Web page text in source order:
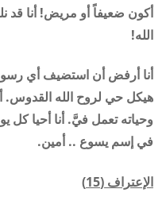
أكون ضعيفاً أو مريض! أنا قد
الله!
أنا أرفض أن استضيف أي
هيكل حي لروح الله القدوس.
وحياته تعمل فيَّ. أنا أحيا كل
في إسم يسوع .. أمين.
الإعتراف (15)